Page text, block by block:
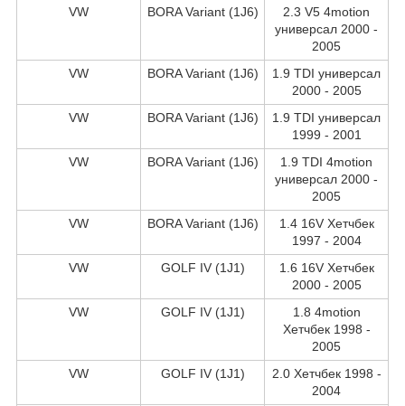
VW
BORA Variant (1J6)
2.3 V5 4motion
универсал 2000 -
2005
VW
BORA Variant (1J6)
1.9 TDI универсал
2000 - 2005
VW
BORA Variant (1J6)
1.9 TDI универсал
1999 - 2001
VW
BORA Variant (1J6)
1.9 TDI 4motion
универсал 2000 -
2005
VW
BORA Variant (1J6)
1.4 16V Хетчбек
1997 - 2004
VW
GOLF IV (1J1)
1.6 16V Хетчбек
2000 - 2005
VW
GOLF IV (1J1)
1.8 4motion
Хетчбек 1998 -
2005
VW
GOLF IV (1J1)
2.0 Хетчбек 1998 -
2004